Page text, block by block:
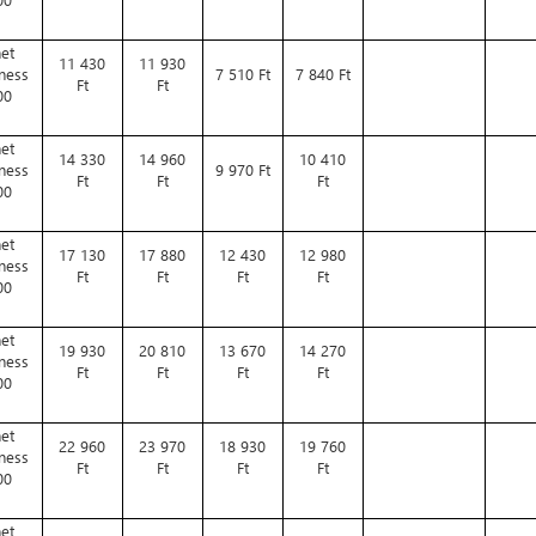
11 430
Ft
11 930
Ft
7 510 Ft 7 840 Ft
14 330
Ft
14 960
Ft
9 970 Ft
10 410
Ft
17 130
Ft
17 880
Ft
12 430
Ft
12 980
Ft
19 930
Ft
20 810
Ft
13 670
Ft
14 270
Ft
22 960
Ft
23 970
Ft
18 930
Ft
19 760
Ft